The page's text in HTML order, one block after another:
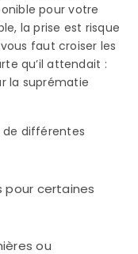
pour votre
la prise est risque
faut croiser les
qu’il attendait :
la suprématie
de différentes
pour certaines
ou